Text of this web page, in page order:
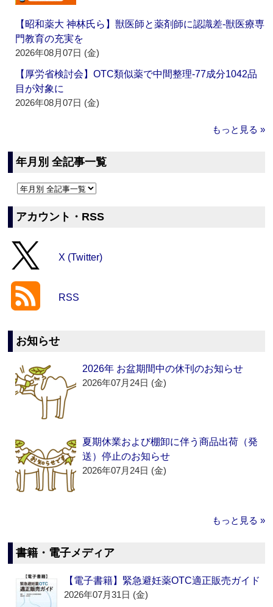
【昭和薬大 神林氏ら】獣医師と薬剤師に認識差‐獣医療専
門教育の充実を
2026年08月07日 (金)
【厚労省検討会】OTC類似薬で中間整理‐77成分1042品
目が対象に
2026年08月07日 (金)
もっと見る »
年月別 全記事一覧
アカウント・RSS
X (Twitter)
RSS
お知らせ
2026年 お盆期間中の休刊のお知らせ
2026年07月24日 (金)
夏期休業および棚卸に伴う商品出荷（発
送）停止のお知らせ
2026年07月24日 (金)
もっと見る »
書籍・電子メディア
【電子書籍】緊急避妊薬OTC適正販売ガイド
2026年07月31日 (金)